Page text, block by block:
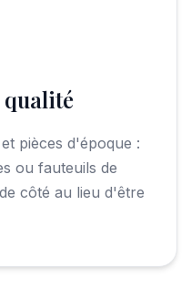
qualité
pièces d'époque :
ou fauteuils de
côté au lieu d'être